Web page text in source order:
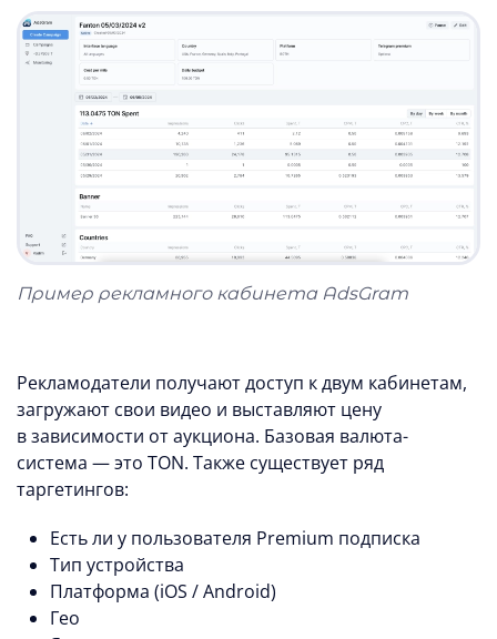
Пример рекламного кабинета AdsGram
Рекламодатели получают доступ к двум кабинетам,
загружают свои видео и выставляют цену
в зависимости от аукциона. Базовая валюта-
система — это TON. Также существует ряд
таргетингов:
Есть ли у пользователя Premium подписка
Тип устройства
Платформа (iOS / Android)
Гео